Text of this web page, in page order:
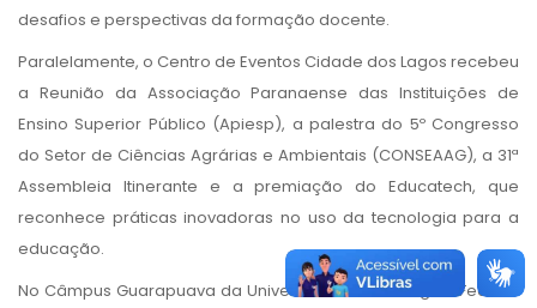
desafios e perspectivas da formação docente.
Paralelamente, o Centro de Eventos Cidade dos Lagos recebeu
a Reunião da Associação Paranaense das Instituições de
Ensino Superior Público (Apiesp), a palestra do 5º Congresso
do Setor de Ciências Agrárias e Ambientais (CONSEAAG), a 31ª
Assembleia Itinerante e a premiação do Educatech, que
reconhece práticas inovadoras no uso da tecnologia para a
educação.
No Câmpus Guarapuava da Universidade Tecnológica Federal